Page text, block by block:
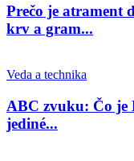
Prečo je atrament
krv a gram...
Veda a technika
ABC zvuku: Čo je
jediné...